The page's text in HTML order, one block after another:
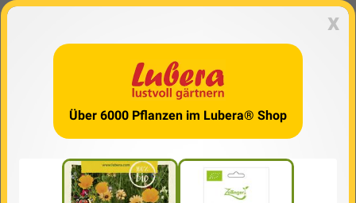
x
Über 6000 Pflanzen im Lubera® Shop